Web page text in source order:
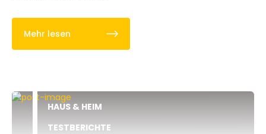
Mehr lesen
HAUS & HEIM
TESTBERICHTE